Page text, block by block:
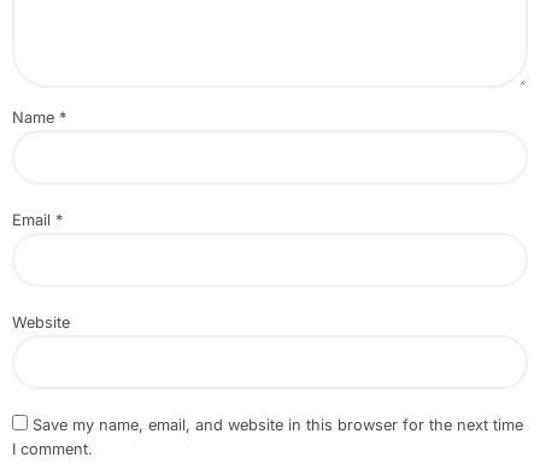
Name *
Email *
Website
Save my name, email, and website in this browser for the next time
I comment.